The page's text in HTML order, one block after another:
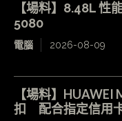
【場料】8.48L 性
5080
電腦 2026-08-09
【場料】
扣 配合指定信用